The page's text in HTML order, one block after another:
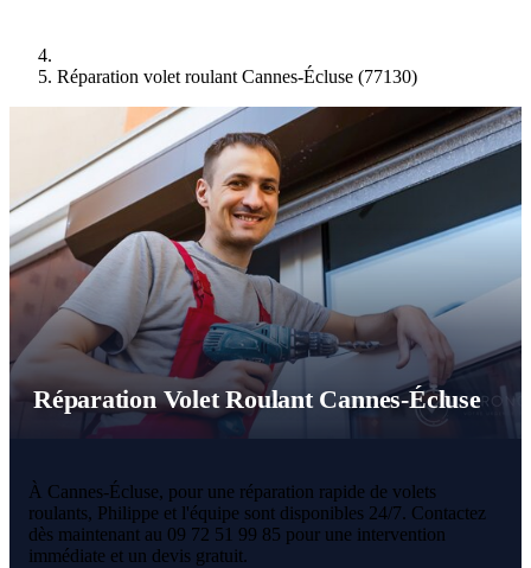
Réparation volet roulant Cannes-Écluse (77130)
Réparation Volet Roulant Cannes-Écluse
À Cannes-Écluse, pour une réparation rapide de volets
roulants, Philippe et l'équipe sont disponibles 24/7. Contactez
dès maintenant au 09 72 51 99 85 pour une intervention
immédiate et un devis gratuit.